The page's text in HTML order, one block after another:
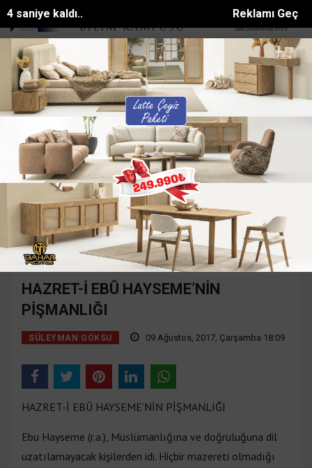
Reklamı Geç
4 saniye kaldı..
SON DAKİKA:
köpeğini tüfekle vurup sakat bıraktılar Apartmanda yangın
Ana Sayfa Yazarlar Süleyman GÖKSU
SÜLEYMAN GÖKSU
Mail: suleymangoksu@gmail.com
HAZRET-İ EBÛ HAYSEME’NİN
PİŞMANLIĞI
SÜLEYMAN GÖKSU 09 Ağustos, 2017, Çarşamba 18:09
HAZRET-İ EBÛ HAYSEME’NİN PİŞMANLIĞI
Ebu Hayseme (r.a.), Müslümanlığına ve doğruluğuna dil
uzatılamayacak kişilerden idi. Hiçbir mazereti olmadığı